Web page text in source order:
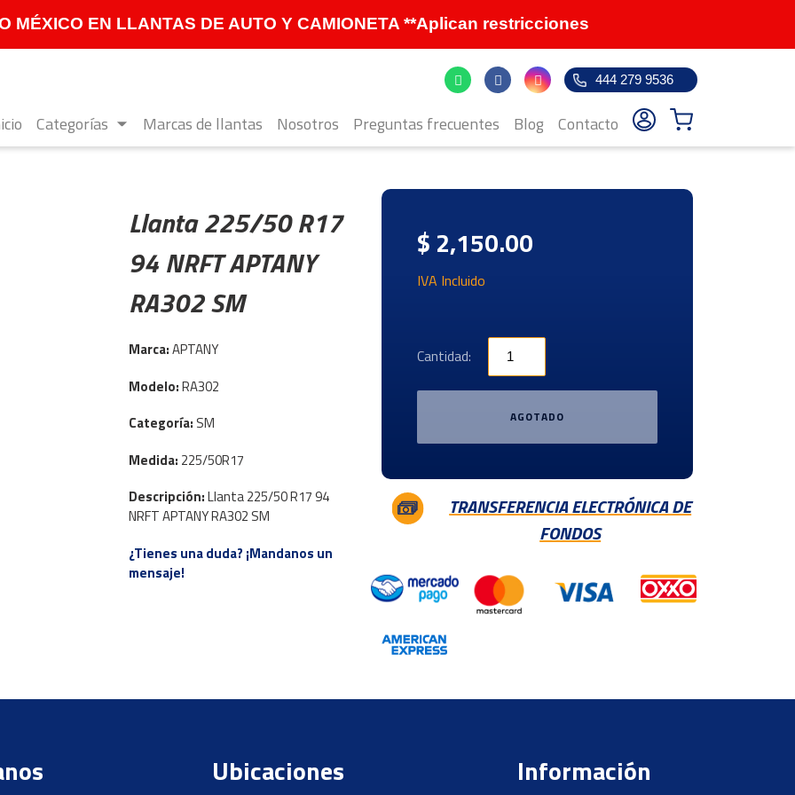
MÉXICO EN LLANTAS DE AUTO Y CAMIONETA **Aplican restricciones
Categorías Marcas de llantas Nosotros Preguntas frecuentes Blog Contacto
444 279 9536
Llanta 225/50 R17
94 NRFT APTANY
RA302 SM
Marca:APTANY
Modelo:RA302
Categoría: SM
Medida: 225/50R17
Descripción:Llanta 225/50 R17 94
NRFT APTANY RA302 SM
¿Tienes una duda? ¡Mandanos un
mensaje!
$ 2,150.00
IVA Incluido
Cantidad:
AGOTADO
TRANSFERENCIA ELECTRÓNICA DE
FONDOS
Ubicaciones Información